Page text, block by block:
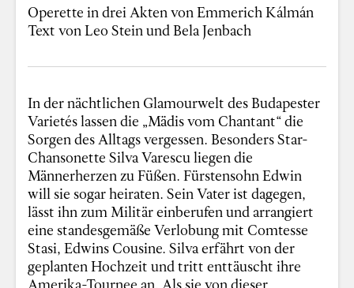
Operette in drei Akten von Emmerich Kálmán
Text von Leo Stein und Bela Jenbach
In der nächtlichen Glamourwelt des Budapester
Varietés lassen die „Mädis vom Chantant“ die
Sorgen des Alltags vergessen. Besonders Star-
Chansonette Silva Varescu liegen die
Männerherzen zu Füßen. Fürstensohn Edwin
will sie sogar heiraten. Sein Vater ist dagegen,
lässt ihn zum Militär einberufen und arrangiert
eine standesgemäße Verlobung mit Comtesse
Stasi, Edwins Cousine. Silva erfährt von der
geplanten Hochzeit und tritt enttäuscht ihre
Amerika-Tournee an. Als sie von dieser